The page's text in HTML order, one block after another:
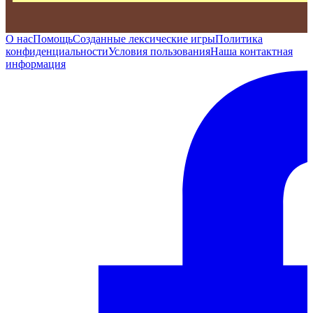
О насПомощьСозданные лексические игрыПолитика
конфиденциальностиУсловия пользованияНаша контактная
информация